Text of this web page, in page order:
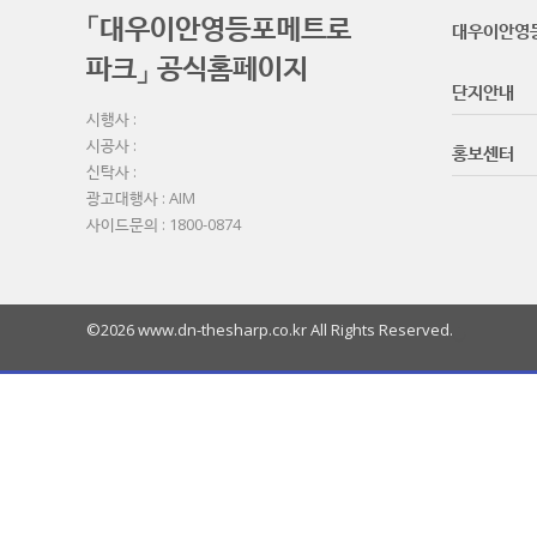
「대우이안영등포메트로
파크」 공식홈페이지
시행사 :
시공사 :
신탁사 :
광고대행사 : AIM
사이드문의 : 1800-0874
대우이안영
단지안내
홍보센터
©2026 www.dn-thesharp.co.kr All Rights Reserved.